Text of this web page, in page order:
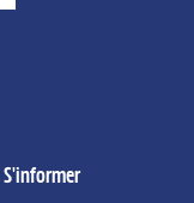
S'informer